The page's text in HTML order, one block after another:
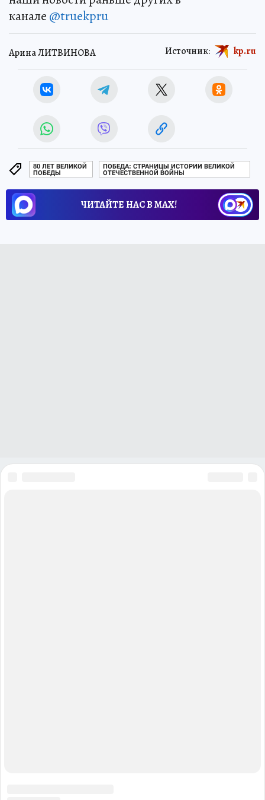
канале @truekpru
Арина ЛИТВИНОВА Источник: kp.ru
80 ЛЕТ ВЕЛИКОЙ
ПОБЕДЫ
ПОБЕДА: СТРАНИЦЫ ИСТОРИИ ВЕЛИКОЙ
ОТЕЧЕСТВЕННОЙ ВОЙНЫ
ЧИТАЙТЕ НАС В МАХ!